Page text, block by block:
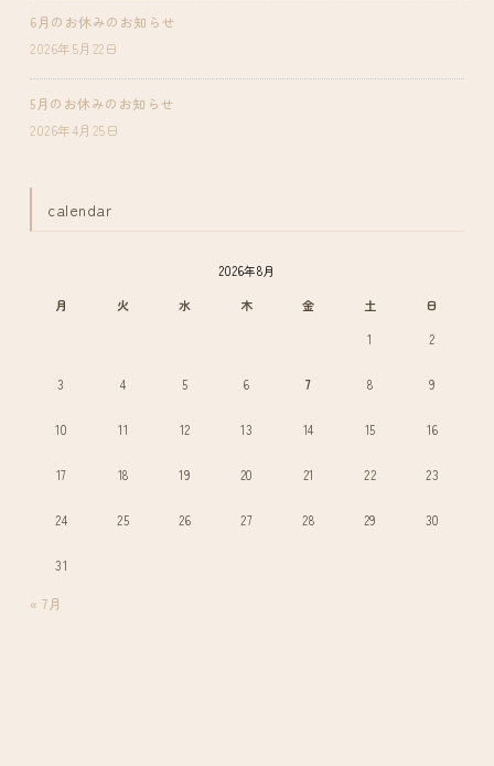
6月のお休みのお知らせ
2026年5月22日
5月のお休みのお知らせ
2026年4月25日
calendar
2026年8月
月
火 水 木 金 土
日
1
2
3 4 5 6 7 8 9
10 11 12 13 14 15 16
17 18 19 20 21 22 23
24 25 26 27 28 29 30
31
« 7月